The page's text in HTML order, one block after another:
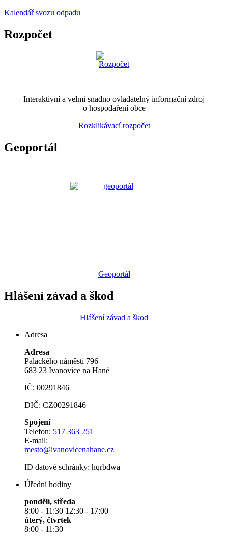
Kalendář svozu odpadu
Rozpočet
Interaktivní a velmi snadno ovladatelný informační zdroj
o hospodaření obce
Rozklikávací rozpočet
Geoportál
Geoportál
Hlášení závad a škod
Hlášení závad a škod
Adresa
Adresa
Palackého náměstí 796
683 23 Ivanovice na Hané
IČ: 00291846
DIČ: CZ00291846
Spojení
Telefon: 517 363 251
E-mail:
mesto@ivanovicenahane.cz
ID datové schránky: hqrbdwa
Úřední hodiny
pondělí, středa
8:00 - 11:30 12:30 - 17:00
úterý, čtvrtek
8:00 - 11:30